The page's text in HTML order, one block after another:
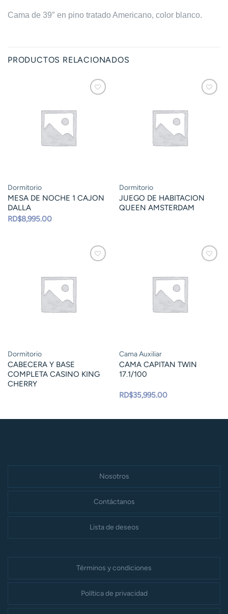
Cama de 39″ en pino tratado Americano, color blanco.
PRODUCTOS RELACIONADOS
Dormitorio
MESA DE NOCHE 1 CAJON
DALLA
RD$8,995.00
Dormitorio
JUEGO DE HABITACION
QUEEN AMSTERDAM
Dormitorio
CABECERA Y BASE
COMPLETA CASINO KING
CHERRY
Cama Auxiliar
CAMA CAPITAN TWIN
17.1/100
RD$35,995.00
Nosotros
Contáctanos
Lista de deseos
Términos y condiciones
Política de privacidad